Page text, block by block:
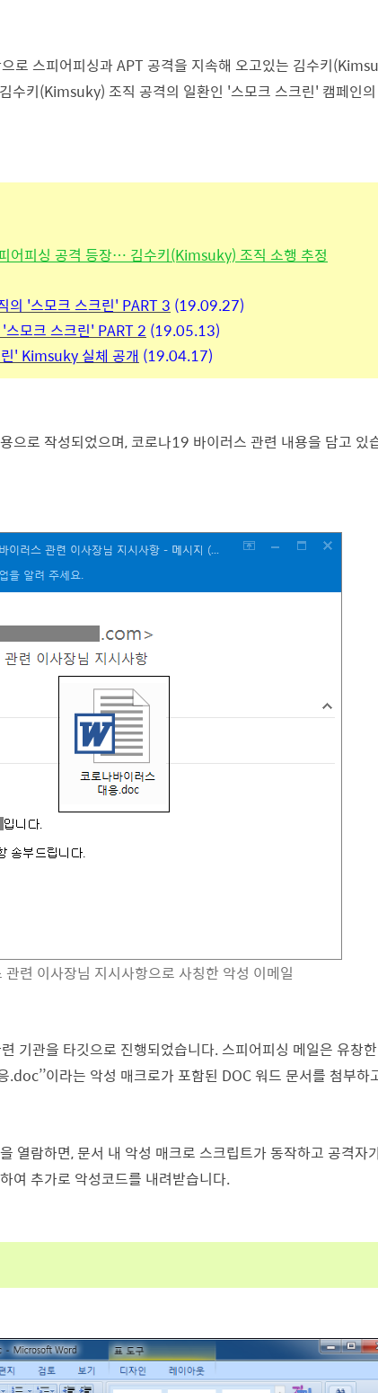
로 스피어피싱과 APT 공격을 지속해 오고있는 김수키
수키(Kimsuky) 조직 공격의 일환인 '스모크 스크린' 캠페인
어피싱 공격 등장… 김수키(Kimsuky) 조직 소행 추정
의 '스모크 스크린' PART 3 (19.09.27)
모크 스크린' PART 2 (19.05.13)
' Kimsuky 실체 공개 (19.04.17)
으로 작성되었으며,코로나19 바이러스 관련 내용을 담고 있
련 이사장님 지시사항으로 사칭한 악성 이메일
기관을 타깃으로 진행되었습니다. 스피어피싱 메일은 유창
이라는 악성 매크로가 포함된 DOC 워드 문서를 첨부하
열람하면, 문서 내 악성 매크로 스크립트가 동작하고 공격자
여 추가로 악성코드를 내려받습니다.